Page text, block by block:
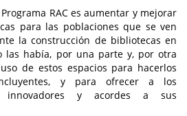
RAC es aumentar y mejorar
para las poblaciones que se ven
la construcción de bibliotecas en
las había, por una parte y, por otra
de estos espacios para hacerlos
y para ofrecer a los
innovadores y acordes a sus